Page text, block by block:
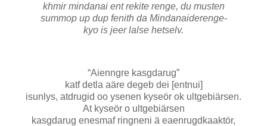
khmir mindanai ent rekite renge, du musten
summop up dup fenith da Mindanaiderenge-
kyo is jeer lalse hetselv.
“Aienngre kasgdarug”
katf detla aäre degeb dei [entnui]
isunlys, atdrugid oo ysenen kyseör ok ultgebiärsen.
At kyseör o ultgebiärsen
kasgdarug enesmaf ringneni ä eaenrugdkaaktör,